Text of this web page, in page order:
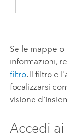
Se le mappe
informazioni,
filtro. Il filtro e
focalizzarsi
visione
Accedi